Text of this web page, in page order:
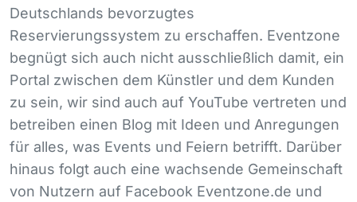
Deutschlands bevorzugtes
Reservierungssystem zu erschaffen. Eventzone
begnügt sich auch nicht ausschließlich damit, ein
Portal zwischen dem Künstler und dem Kunden
zu sein, wir sind auch auf YouTube vertreten und
betreiben einen Blog mit Ideen und Anregungen
für alles, was Events und Feiern betrifft. Darüber
hinaus folgt auch eine wachsende Gemeinschaft
von Nutzern auf Facebook Eventzone.de und